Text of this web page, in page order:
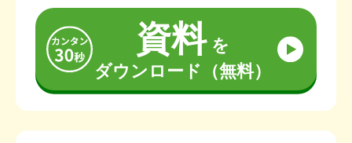
資料を
ダウンロード（無料）